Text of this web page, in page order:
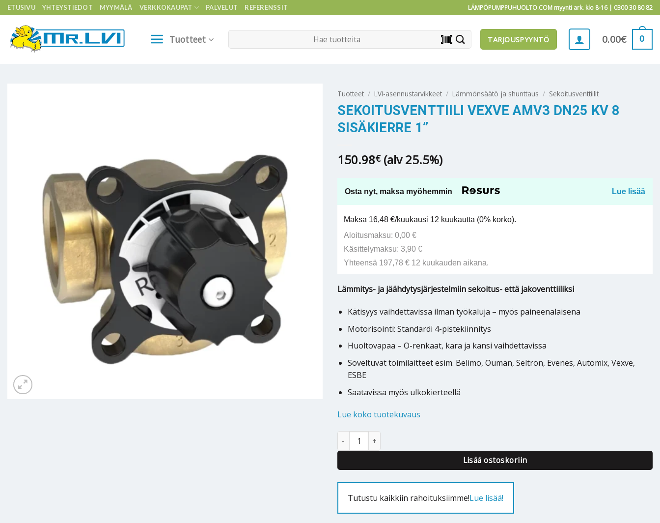
Skip
to
content
ETUSIVU YHTEYSTIEDOT MYYMÄLÄ VERKKOKAUPAT PALVELUT REFERENSSIT LÄMPÖPUMPPUHUOLTO.COM myynti ark. klo 8-16 | 0300 30 80 82
Tuotteet barcode_scanner TARJOUSPYYNTÖ 0.00€ 0
Tuotteet / LVI-asennustarvikkeet / Lämmönsäätö ja shunttaus / Sekoitusventtiilit
SEKOITUSVENTTIILI VEXVE AMV3 DN25 KV 8
SISÄKIERRE 1”
150.98€ (alv 25.5%)
Osta nyt, maksa myöhemmin Lue lisää
Maksa 16,48 €/kuukausi 12 kuukautta (0% korko).
Aloitusmaksu: 0,00 €
Käsittelymaksu: 3,90 €
Yhteensä 197,78 € 12 kuukauden aikana.
Lämmitys- ja jäähdytysjärjestelmiin sekoitus- että jakoventtiiliksi
Kätisyys vaihdettavissa ilman työkaluja – myös paineenalaisena
Motorisointi: Standardi 4-pistekiinnitys
Huoltovapaa – O-renkaat, kara ja kansi vaihdettavissa
Soveltuvat toimilaitteet esim. Belimo, Ouman, Seltron, Evenes, Automix, Vexve,
ESBE
Saatavissa myös ulkokierteellä
Lue koko tuotekuvaus
Sekoitusventtiili Vexve AMV3 DN25 kv 8 sisäkierre 1” määrä
Lisää ostoskoriin
Alternative:
Tutustu kaikkiin rahoituksiimme!Lue lisää!